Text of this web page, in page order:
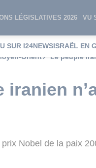
LÉGISLATIVES 2026 VU
SUR I24NEWSISRAËL EN
Orient "Le peuple
iranien
Nobel de la paix